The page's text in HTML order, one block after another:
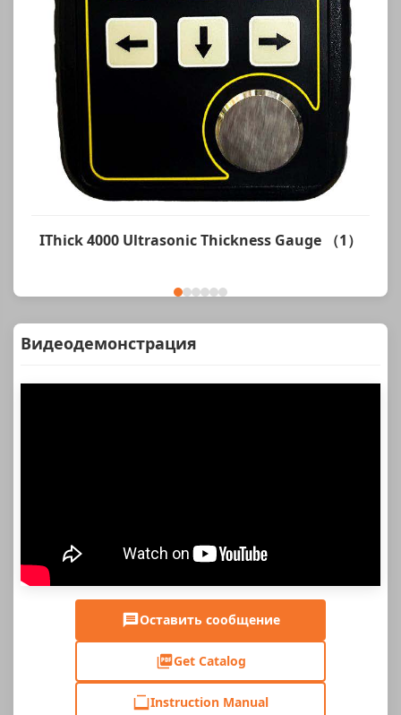
IThick 4000 Ultrasonic Thickness Gauge （1）
Видеодемонстрация
Оставить сообщение
Get Catalog
Instruction Manual